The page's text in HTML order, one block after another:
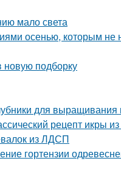
мало света
осенью, которым не
новую подборку
для выращивания
рецепт икры
из ЛДСП
гортензии